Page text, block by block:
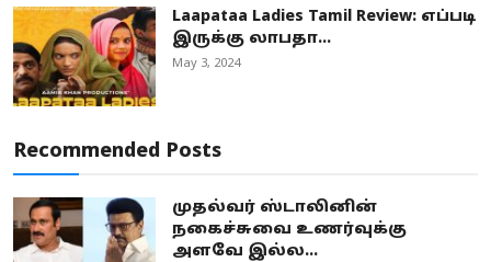
Laapataa Ladies Tamil Review: எப்படி
இருக்கு லாபதா...
May 3, 2024
Recommended Posts
முதல்வர் ஸ்டாலினின்
நகைச்சுவை உணர்வுக்கு
அளவே இல்ல...